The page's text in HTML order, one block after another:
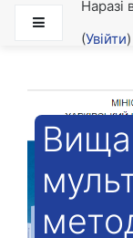
Перейти до Наразі
(Увійти)